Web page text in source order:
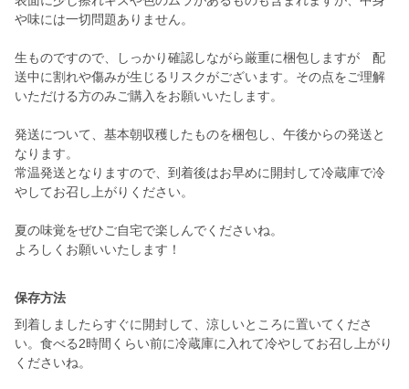
や味には一切問題ありません。
生ものですので、しっかり確認しながら厳重に梱包しますが 配
送中に割れや傷みが生じるリスクがございます。その点をご理解
いただける方のみご購入をお願いいたします。
発送について、基本朝収穫したものを梱包し、午後からの発送と
なります。
常温発送となりますので、到着後はお早めに開封して冷蔵庫で冷
やしてお召し上がりください。
夏の味覚をぜひご自宅で楽しんでくださいね。
保存方法
到着しましたらすぐに開封して、涼しいところに置いてくださ
い。食べる2時間くらい前に冷蔵庫に入れて冷やしてお召し上がり
くださいね。